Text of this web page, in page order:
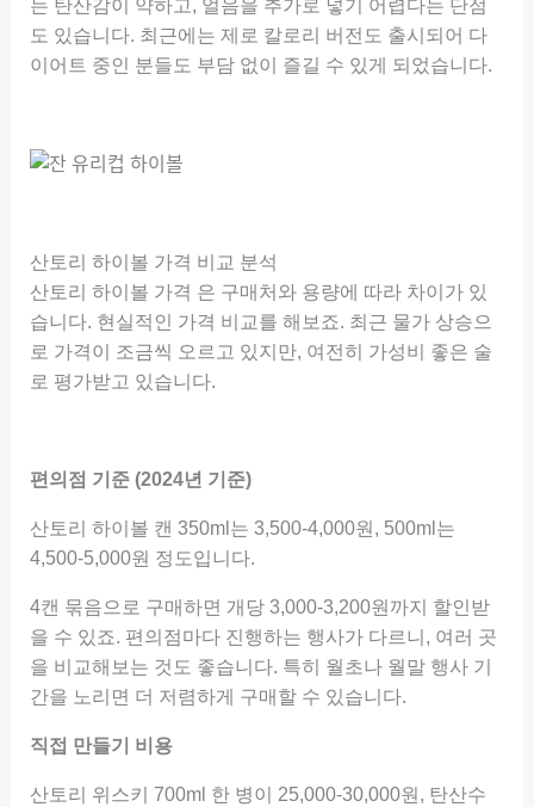
는 탄산감이 약하고, 얼음을 추가로 넣기 어렵다는 단점
도 있습니다. 최근에는 제로 칼로리 버전도 출시되어 다
이어트 중인 분들도 부담 없이 즐길 수 있게 되었습니다.
산토리 하이볼 가격 비교 분석
산토리 하이볼 가격 은 구매처와 용량에 따라 차이가 있
습니다. 현실적인 가격 비교를 해보죠. 최근 물가 상승으
로 가격이 조금씩 오르고 있지만, 여전히 가성비 좋은 술
로 평가받고 있습니다.
편의점 기준 (2024년 기준)
산토리 하이볼 캔 350ml는 3,500-4,000원, 500ml는
4,500-5,000원 정도입니다.
4캔 묶음으로 구매하면 개당 3,000-3,200원까지 할인받
을 수 있죠. 편의점마다 진행하는 행사가 다르니, 여러 곳
을 비교해보는 것도 좋습니다. 특히 월초나 월말 행사 기
간을 노리면 더 저렴하게 구매할 수 있습니다.
직접 만들기 비용
산토리 위스키 700ml 한 병이 25,000-30,000원, 탄산수